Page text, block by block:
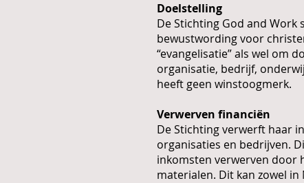
Doelstelling
De Stichting God and
bewustwording voor
“evangelisatie” als wel om
organisatie, bedrijf,
heeft geen winstoogmerk.
Verwerven financiën
De Stichting verwerft haar
organisaties en bedrijven.
inkomsten verwerven door
materialen. Dit kan zowel